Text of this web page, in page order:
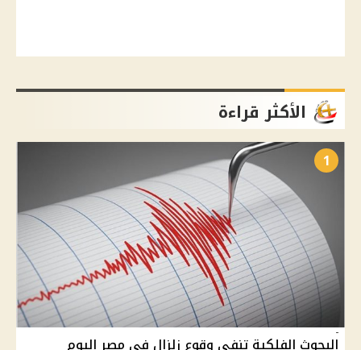
الأكثر قراءة
1
البحوث الفلكية تنفي وقوع زلزال في مصر اليوم